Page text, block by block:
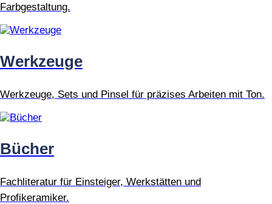
Farbgestaltung.
Werkzeuge
Werkzeuge, Sets und Pinsel für präzises Arbeiten mit Ton.
Bücher
Fachliteratur für Einsteiger, Werkstätten und
Profikeramiker.